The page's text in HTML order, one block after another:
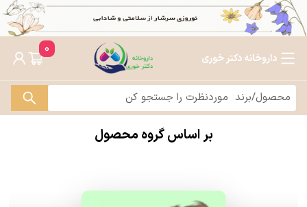
داروخانه دکتر خوری
0
بر اساس گروه محصول